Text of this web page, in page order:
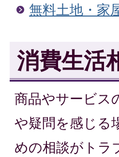
無料土地・家
消費生活
商品やサービス
や疑問を感じる
めの相談がトラ